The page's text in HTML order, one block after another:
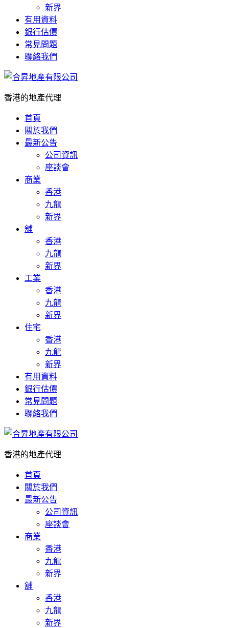
新界
有用資料
銀行估價
常見問題
聯絡我們
香港的地產代理
首頁
關於我們
最新公告
公司資訊
座談會
商業
香港
九龍
新界
舖
香港
九龍
新界
工業
香港
九龍
新界
住宅
香港
九龍
新界
有用資料
銀行估價
常見問題
聯絡我們
香港的地產代理
首頁
關於我們
最新公告
公司資訊
座談會
商業
香港
九龍
新界
舖
香港
九龍
新界